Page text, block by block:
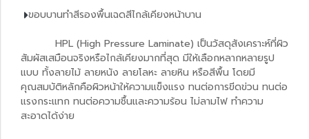
ขอบบานทำสีรองพื้นเฉดสีไกล้เคียงหน้าบาน
HPL (High Pressure Laminate) เป็นวัสดุสังเคราะห์ที่ผิว
สัมผัสเสมือนจริงหรือไกล้เคียงมากที่สุด มีให้เลือกหลากหลายรูป
แบบ ทั้งลายไม้ ลายหนัง ลายโลหะ ลายหิน หรือสีพื้น โดยมี
คุณสมบัติหลักคือผิวหน้าให้ความแข็งแรง ทนต่อการขีดข่วน ทนต่อ
แรงกระแทก ทนต่อความชื้นและความร้อน ไม่ลามไฟ ทำความ
สะอาดได้ง่าย